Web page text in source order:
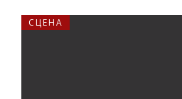
СЦЕНА